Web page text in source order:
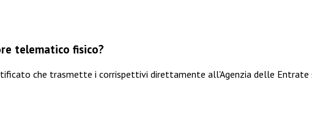
telematico fisico?
che trasmette i corrispettivi direttamente all'Agenzia delle